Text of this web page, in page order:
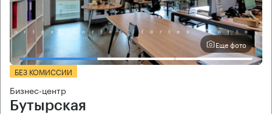
Еще фото
БЕЗ КОМИССИИ
Бизнес-центр
Бутырская